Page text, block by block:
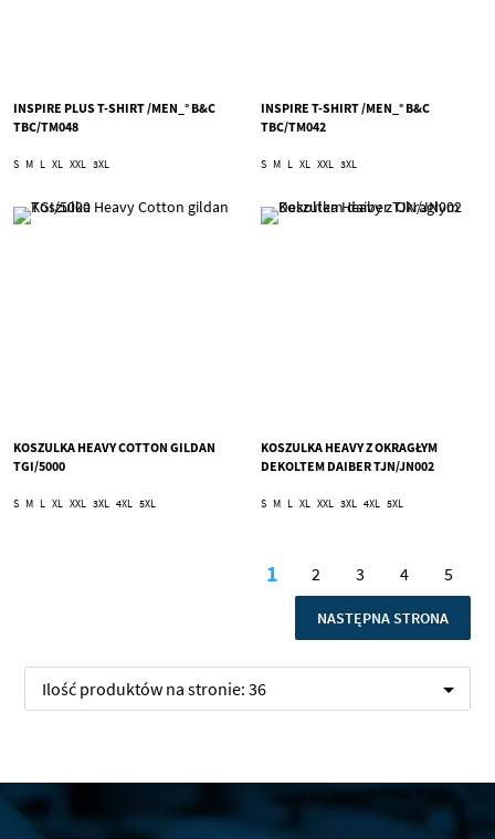
INSPIRE PLUS T-SHIRT /MEN_° B&C
TBC/TM048
S M L XL XXL 3XL
INSPIRE T-SHIRT /MEN_° B&C
TBC/TM042
S M L XL XXL 3XL
KOSZULKA HEAVY COTTON GILDAN
TGI/5000
S M L XL XXL 3XL 4XL 5XL
KOSZULKA HEAVY Z OKRAGŁYM
DEKOLTEM DAIBER TJN/JN002
S M L XL XXL 3XL 4XL 5XL
Aktualnie czytasz
1 Strona
2 Strona
3 Strona
4 5
STRONA
NASTĘPNA STRONA
Ilość produktów na stronie: 36